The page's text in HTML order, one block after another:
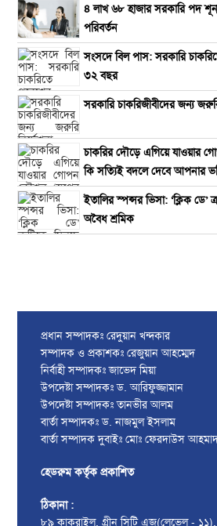
৪ লাখ ৬৮ হাজার সরকারি পদ
পরিবর্তন
সংসদে বিল পাস: সরকারি
৩২ বছর
সরকারি চাকরিজীবীদের জন্য
চাকরির দৌড়ে এগিয়ে যাওয়ার
কি সত্যিই বদলে দেবে আপনার
ইতালির স্পন্সর ভিসা: ‘ক্লিক ডে’
অবৈধ শ্রমিক
প্রধান সম্পাদকঃ রেদুয়ান খন্দকার
সম্পাদক ও প্রকাশকঃ রেজুয়ান আহম্মেদ
নির্বাহী সম্পাদকঃ জাভেদ মিয়া
উপদেষ্টা সম্পাদকঃ ড. আরিফুজ্জামান
উপদেষ্টা সম্পাদকঃ তানভীর আলম
বার্তা সম্পাদকঃ ড. নাজমুল ইসলাম
বার্তা সম্পাদক দুবাইঃ মোঃ ফেরদাউস
হেডরুম কর্তৃক প্রকাশিত
ঠিকানা :
৮৯ কাকরাইল, গ্রীন সিটি এজ(লেভেল - ১১),